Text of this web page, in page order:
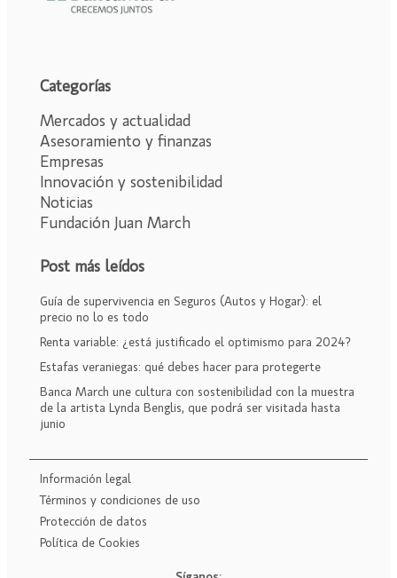
Categorías
Mercados y actualidad
Asesoramiento y finanzas
Empresas
Innovación y sostenibilidad
Noticias
Fundación Juan March
Post más leídos
Guía de supervivencia en Seguros (Autos y Hogar): el
precio no lo es todo
Renta variable: ¿está justificado el optimismo para 2024?
Estafas veraniegas: qué debes hacer para protegerte
Banca March une cultura con sostenibilidad con la muestra
de la artista Lynda Benglis, que podrá ser visitada hasta
junio
Información legal
Términos y condiciones de uso
Protección de datos
Política de Cookies